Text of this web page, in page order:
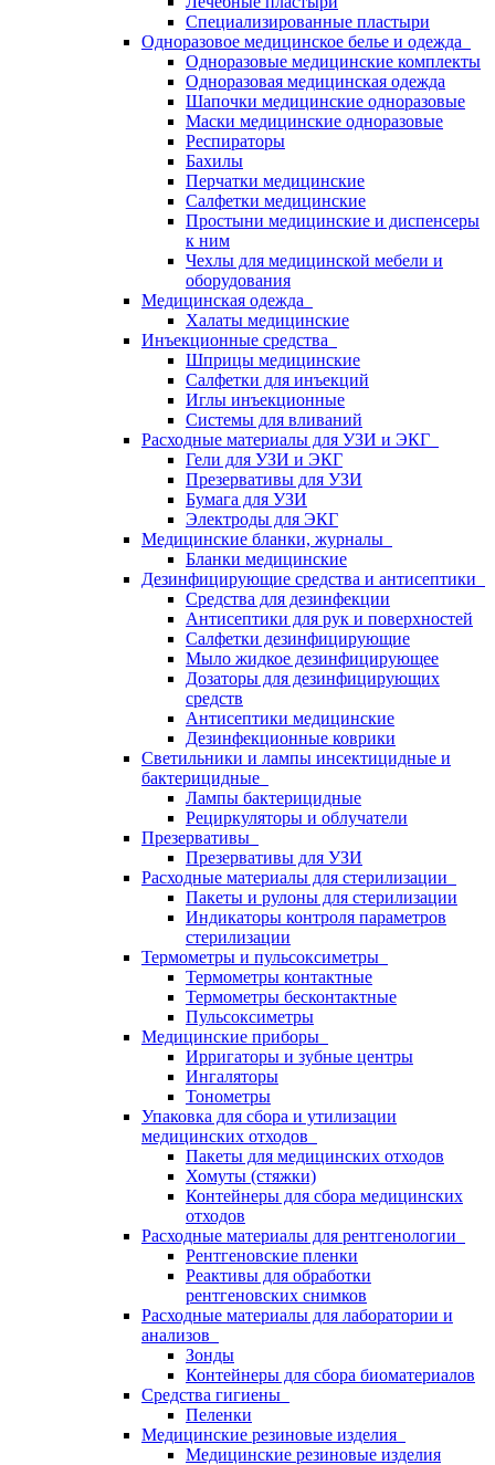
Специализированные пластыри
Одноразовое медицинское белье и одежда
Одноразовые медицинские комплекты
Одноразовая медицинская одежда
Шапочки медицинские одноразовые
Маски медицинские одноразовые
Респираторы
Бахилы
Перчатки медицинские
Салфетки медицинские
Простыни медицинские и диспенсеры
к ним
Чехлы для медицинской мебели и
оборудования
Медицинская одежда
Халаты медицинские
Инъекционные средства
Шприцы медицинские
Салфетки для инъекций
Иглы инъекционные
Системы для вливаний
Расходные материалы для УЗИ и ЭКГ
Гели для УЗИ и ЭКГ
Презервативы для УЗИ
Бумага для УЗИ
Электроды для ЭКГ
Медицинские бланки, журналы
Бланки медицинские
Дезинфицирующие средства и антисептики
Средства для дезинфекции
Антисептики для рук и поверхностей
Салфетки дезинфицирующие
Мыло жидкое дезинфицирующее
Дозаторы для дезинфицирующих
средств
Антисептики медицинские
Дезинфекционные коврики
Светильники и лампы инсектицидные и
бактерицидные
Лампы бактерицидные
Рециркуляторы и облучатели
Презервативы
Презервативы для УЗИ
Расходные материалы для стерилизации
Пакеты и рулоны для стерилизации
Индикаторы контроля параметров
стерилизации
Термометры и пульсоксиметры
Термометры контактные
Термометры бесконтактные
Пульсоксиметры
Медицинские приборы
Ирригаторы и зубные центры
Ингаляторы
Тонометры
Упаковка для сбора и утилизации
медицинских отходов
Пакеты для медицинских отходов
Хомуты (стяжки)
Контейнеры для сбора медицинских
отходов
Расходные материалы для рентгенологии
Рентгеновские пленки
Реактивы для обработки
рентгеновских снимков
Расходные материалы для лаборатории и
анализов
Зонды
Контейнеры для сбора биоматериалов
Средства гигиены
Пеленки
Медицинские резиновые изделия
Медицинские резиновые изделия